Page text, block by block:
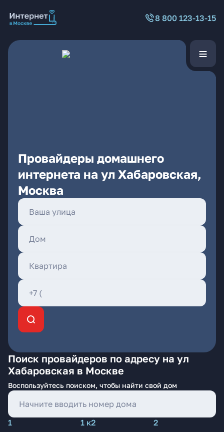
8 800 123-13-15
Провайдеры домашнего
интернета на ул Хабаровская,
Москва
Поиск провайдеров по адресу на ул
Хабаровская в Москве
Воспользуйтесь поиском, чтобы найти свой дом
1 1 к2
2